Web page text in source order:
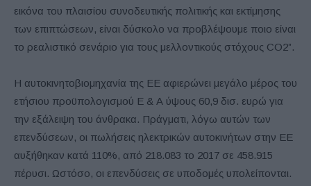
εικόνα του πλαισίου συνοδευτικής πολιτικής και εκτίμησης
των επιπτώσεων, είναι δύσκολο να προβλέψουμε ποιο είναι
το ρεαλιστικό σενάριο για τους μελλοντικούς στόχους CO2”.
Η αυτοκινητοβιομηχανία της ΕΕ αφιερώνει μεγάλο μέρος του
ετήσιου προϋπολογισμού Ε & Α ύψους 60,9 δισ. ευρώ για
την εξάλειψη του άνθρακα. Πράγματι, λόγω αυτών των
επενδύσεων, οι πωλήσεις ηλεκτρικών αυτοκινήτων στην ΕΕ
αυξήθηκαν κατά 110%, από 218.083 το 2017 σε 458.915
πέρυσι. Ωστόσο, οι επενδύσεις σε υποδομές υπολείπονται.